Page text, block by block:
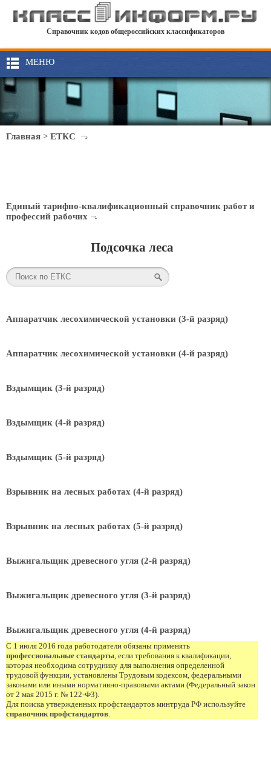
Справочник кодов общероссийских классификаторов
МЕНЮ
Главная > ЕТКС
Единый тарифно-квалификационный справочник работ и
профессий рабочих
Подсочка леса
Аппаратчик лесохимической установки (3-й разряд)
Аппаратчик лесохимической установки (4-й разряд)
Вздымщик (3-й разряд)
Вздымщик (4-й разряд)
Вздымщик (5-й разряд)
Взрывник на лесных работах (4-й разряд)
Взрывник на лесных работах (5-й разряд)
Выжигальщик древесного угля (2-й разряд)
Выжигальщик древесного угля (3-й разряд)
Выжигальщик древесного угля (4-й разряд)
С 1 июля 2016 года работодатели обязаны применять
профессиональные стандарты, если требования к квалификации,
которая необходима сотруднику для выполнения определенной
трудовой функции, установлены Трудовым кодексом, федеральными
законами или иными нормативно-правовыми актами (Федеральный закон
от 2 мая 2015 г. № 122-ФЗ).
Для поиска утвержденных профстандартов минтруда РФ используйте
справочник профстандартов.